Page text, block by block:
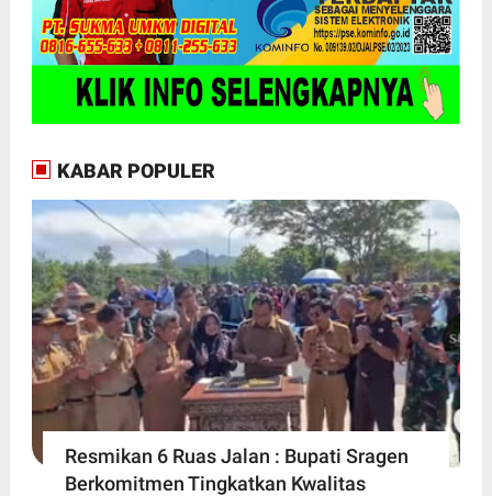
KABAR POPULER
Resmikan 6 Ruas Jalan : Bupati Sragen
Berkomitmen Tingkatkan Kwalitas